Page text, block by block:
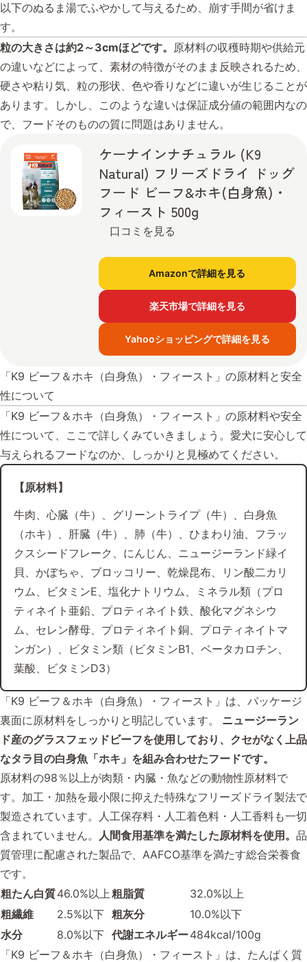
以下のぬるま湯でふやかして与えるため、崩す手間が省けま
す。
粒の大きさは約2～3cmほどです。 原材料の収穫時期や供給元
の違いなどによって、素材の特徴がそのまま反映されるため、
硬さや粘り気、粒の形状、色や香りなどに違いが生じることが
あります。しかし、このような違いは保証成分値の範囲内なの
で、フードそのものの質に問題はありません。
ケーナインナチュラル (K9
Natural) フリーズドライ ドッグ
フード ビーフ&ホキ(白身魚)・
フィースト 500g
口コミを見る
Amazonで詳細を見る
楽天市場で詳細を見る
Yahooショッピングで詳細を見る
「K9 ビーフ＆ホキ（白身魚）・フィースト」の原材料と安全
性について
「K9 ビーフ＆ホキ（白身魚）・フィースト」の原材料や安全
性について、ここで詳しくみていきましょう。愛犬に安心して
与えられるフードなのか、しっかりと見極めてください。
【原材料】
牛肉、心臓（牛）、グリーントライプ（牛）、白身魚
（ホキ）、肝臓（牛）、肺（牛）、ひまわり油、フラッ
クスシードフレーク、にんじん、ニュージーランド緑イ
貝、かぼちゃ、ブロッコリー、乾燥昆布、リン酸二カリ
ウム、ビタミンE、塩化ナトリウム、ミネラル類（プロ
ティネイト亜鉛、プロティネイト鉄、酸化マグネシウ
ム、セレン酵母、プロティネイト銅、プロティネイトマ
ンガン）、ビタミン類（ビタミンB1、ベータカロチン、
葉酸、ビタミンD3）
「K9 ビーフ＆ホキ（白身魚）・フィースト」は、パッケージ
裏面に原材料をしっかりと明記しています。
ニュージーラン
ド産のグラスフェッドビーフを使用しており、クセがなく上品
なタラ目の白身魚「ホキ」を組み合わせたフードです。
原材料の98％以上が肉類・内臓・魚などの動物性原材料で
す。加工・加熱を最小限に抑えた特殊なフリーズドライ製法で
製造されています。人工保存料・人工着色料・人工香料も一切
含まれていません。 人間食用基準を満たした原材料を使用。 品
質管理に配慮された製品で、AAFCO基準を満たす総合栄養食
です。
粗たん白質46.0%以上粗脂質
32.0%以上
粗繊維
2.5%以下 粗灰分
10.0%以下
水分
8.0%以下 代謝エネルギー484kcal/100g
「K9 ビーフ＆ホキ（白身魚）・フィースト」は、たんぱく質